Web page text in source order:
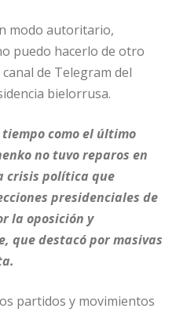
modo autoritario,
puedo hacerlo de otro
de Telegram del
bielorrusa.
como el último
no tuvo reparos en
crisis política que
presidenciales de
la oposición y
que destacó por masivas
partidos y movimientos